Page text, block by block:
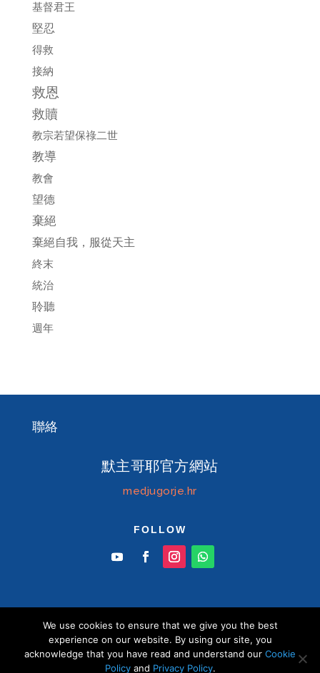
基督君王
堅忍
得救
接納
救恩
救贖
教宗若望保祿二世
教導
教會
望德
棄絕
棄絕自我，服從天主
終末
統治
聆聽
週年
聯絡
默主哥耶官方網站
medjugorje.hr
FOLLOW
© Information centre "Mir" Medjugorje 2026 默
主哥耶中文官方網站 版權所有
We use cookies to ensure that we give you the best
experience on our website. By using our site, you
acknowledge that you have read and understand our Cookie
Policyand Privacy Policy.